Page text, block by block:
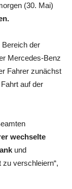
(30. Mai)
Bereich der
Mercedes-Benz
Fahrer zunächst
auf der
wechselte
und
verschleiern“,